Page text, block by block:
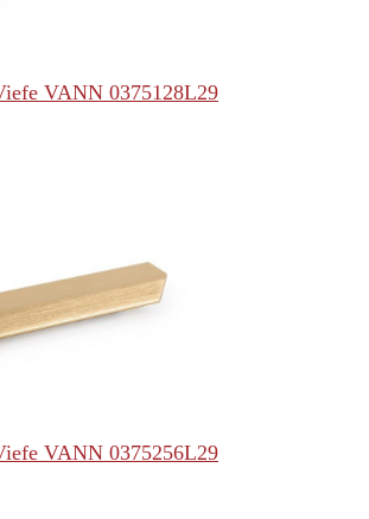
VANN 0375128L29
VANN 0375256L29